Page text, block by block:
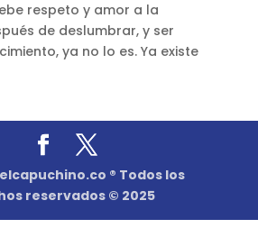
respeto y amor a la
de deslumbrar, y ser
ya no lo es. Ya existe
® Todos los
reservados © 2025